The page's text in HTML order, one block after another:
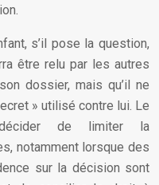
s’il pose la question,
être relu par les autres
dossier, mais qu’il ne
» utilisé contre lui. Le
de limiter la
notamment lorsque des
sur la décision sont